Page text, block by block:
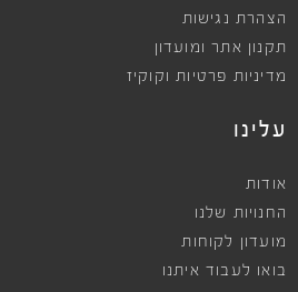
הצהרת נגישות
תקנון אתר ומועדון
מדיניות פרטיות וקוקיז
עלינו
אודות
החנויות שלנו
מועדון לקוחות
בואו לעבוד איתנו